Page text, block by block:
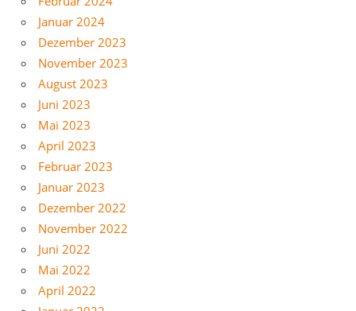
Januar 2024
Dezember 2023
November 2023
August 2023
Juni 2023
Mai 2023
April 2023
Februar 2023
Januar 2023
Dezember 2022
November 2022
Juni 2022
Mai 2022
April 2022